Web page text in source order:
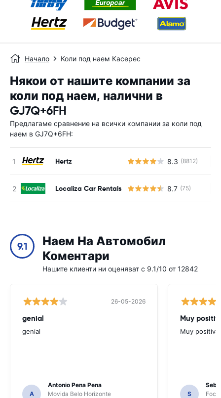
Начало Коли под наем Касерес
Някои от нашите компании за
коли под наем, налични в
GJ7Q+6FH
Предлагаме сравнение на всички компании за коли под
наем в GJ7Q+6FH:
Hertz 8.3 (8812)
Localiza Car Rentals 8.7 (75)
9.1
Наем На Автомобил
Коментари
Нашите клиенти ни оценяват с 9.1/10 от 12842
26-05-2026
genial
genial
A
Antonio Pena Pena
Movida Belo Horizonte
Muy
Muy positiva
S
Foco